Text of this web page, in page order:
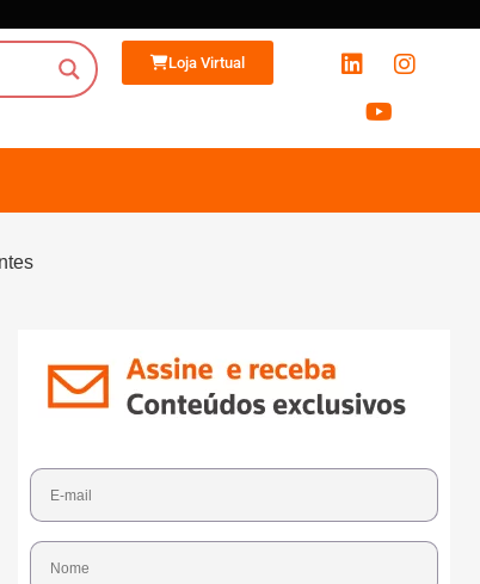
Loja Virtual